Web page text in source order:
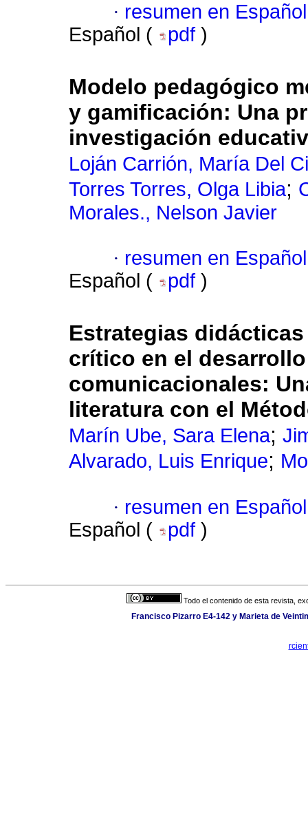
· resumen en Español
Español (
pdf )
Modelo pedagógico
y gamificación: Una
investigación
Loján Carrión, María Del
Torres Torres, Olga Libia;
Morales., Nelson Javier
· resumen en Español
Español (
pdf )
Estrategias
crítico en el
comunicacionales:
literatura con el
Marín Ube, Sara Elena;
Alvarado, Luis Enrique;
· resumen en Español
Español (
pdf )
Todo el contenido de esta revista,
Francisco Pizarro E4-142 y Marieta de